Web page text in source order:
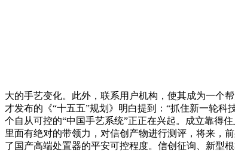
大的手艺变化。此外，联系用户机构，使其成为一个
才发布的《“十五五”规划》明白提到：“抓住新一轮
个自从可控的“中国手艺系统”正正在兴起。成立靠得
里面有绝对的带领力，对信创产物进行测评，将来，
了国产高端处置器的平安可控程度。信创征询、新型